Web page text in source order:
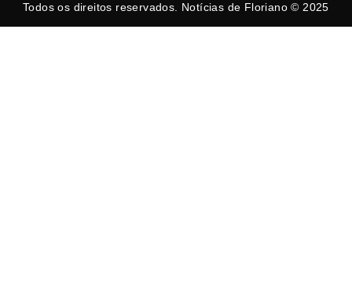
Todos os direitos reservados. Notícias de Floriano © 2025